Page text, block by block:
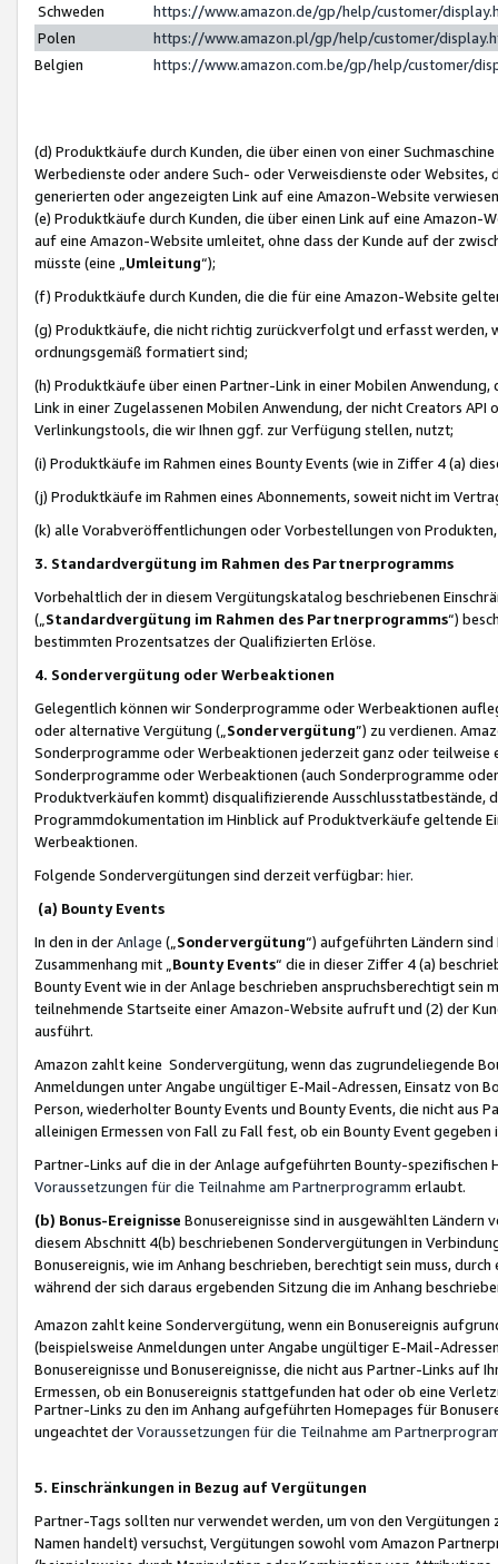
Schweden
https://www.amazon.de/gp/help/customer/
Polen
https://www.amazon.pl/gp/help/customer/
Belgien
https://www.amazon.com.be/gp/help/customer/
(d) Produktkäufe durch Kunden, die über einen von einer
Werbedienste oder andere Such- oder Verweisdienste oder Websites,
generierten oder angezeigten Link auf eine Amazon-Website
(e) Produktkäufe durch Kunden, die über einen Link auf eine
auf eine Amazon-Website umleitet, ohne dass der Kunde auf der
müsste (eine „ Umleitung“);
(f) Produktkäufe durch Kunden, die die für eine Amazon-Website
(g) Produktkäufe, die nicht richtig zurückverfolgt und erfasst werden,
ordnungsgemäß formatiert sind;
(h) Produktkäufe über einen Partner-Link in einer Mobilen
Link in einer Zugelassenen Mobilen Anwendung, der nicht Creators
Verlinkungstools, die wir Ihnen ggf. zur Verfügung stellen, nutzt;
(i) Produktkäufe im Rahmen eines Bounty Events (wie in Ziffer 4 (a)
(j) Produktkäufe im Rahmen eines Abonnements, soweit nicht im
(k) alle Vorabveröffentlichungen oder Vorbestellungen von
3. Standardvergütung im Rahmen des Partnerprogramms
Vorbehaltlich der in diesem Vergütungskatalog beschriebenen
(„ Standardvergütung im Rahmen des Partnerprogramms“)
bestimmten Prozentsatzes der Qualifizierten Erlöse.
4. Sondervergütung oder Werbeaktionen
Gelegentlich können wir Sonderprogramme oder Werbeaktionen
oder alternative Vergütung („ Sondervergütung”) zu verdienen.
Sonderprogramme oder Werbeaktionen jederzeit ganz oder
Sonderprogramme oder Werbeaktionen (auch Sonderprogramme
Produktverkäufen kommt) disqualifizierende Ausschlusstatbestände,
Programmdokumentation im Hinblick auf Produktverkäufe geltende
Werbeaktionen.
Folgende Sondervergütungen sind derzeit verfügbar: hier.
(a) Bounty Events
In den in derAnlage („ Sondervergütung“) aufgeführten Ländern
Zusammenhang mit „ Bounty Events“ die in dieser Ziffer 4 (a)
Bounty Event wie in der Anlage beschrieben anspruchsberechtigt sein
teilnehmende Startseite einer Amazon-Website aufruft und (2) der
ausführt.
Amazon zahlt keine Sondervergütung, wenn das zugrundeliegende
Anmeldungen unter Angabe ungültiger E-Mail-Adressen, Einsatz von
Person, wiederholter Bounty Events und Bounty Events, die nicht
alleinigen Ermessen von Fall zu Fall fest, ob ein Bounty Event
Partner-Links auf die in der Anlage aufgeführten Bounty-spezifischen
Voraussetzungen für die Teilnahme am Partnerprogramm erlaubt.
(b) Bonus-Ereignisse Bonusereignisse sind in ausgewählten Ländern
diesem Abschnitt 4(b) beschriebenen Sondervergütungen in
Bonusereignis, wie im Anhang beschrieben, berechtigt sein muss,
während der sich daraus ergebenden Sitzung die im Anhang
Amazon zahlt keine Sondervergütung, wenn ein Bonusereignis
(beispielsweise Anmeldungen unter Angabe ungültiger E-Mail-
Bonusereignisse und Bonusereignisse, die nicht aus Partner-Links auf
Ermessen, ob ein Bonusereignis stattgefunden hat oder ob eine
Partner-Links zu den im Anhang aufgeführten Homepages für
ungeachtet derVoraussetzungen für die Teilnahme am
5. Einschränkungen in Bezug auf Vergütungen
Partner-Tags sollten nur verwendet werden, um von den
Namen handelt) versuchst, Vergütungen sowohl vom Amazon